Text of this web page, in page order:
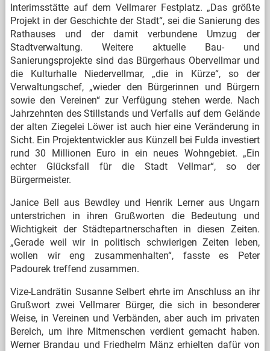
Interimsstätte auf dem Vellmarer Festplatz. „Das größte
Projekt in der Geschichte der Stadt“, sei die Sanierung des
Rathauses und der damit verbundene Umzug der
Stadtverwaltung. Weitere aktuelle Bau- und
Sanierungsprojekte sind das Bürgerhaus Obervellmar und
die Kulturhalle Niedervellmar, „die in Kürze“, so der
Verwaltungschef, „wieder den Bürgerinnen und Bürgern
sowie den Vereinen“ zur Verfügung stehen werde. Nach
Jahrzehnten des Stillstands und Verfalls auf dem Gelände
der alten Ziegelei Löwer ist auch hier eine Veränderung in
Sicht. Ein Projektentwickler aus Künzell bei Fulda investiert
rund 30 Millionen Euro in ein neues Wohngebiet. „Ein
echter Glücksfall für die Stadt Vellmar“, so der
Bürgermeister.
Janice Bell aus Bewdley und Henrik Lerner aus Ungarn
unterstrichen in ihren Grußworten die Bedeutung und
Wichtigkeit der Städtepartnerschaften in diesen Zeiten.
„Gerade weil wir in politisch schwierigen Zeiten leben,
wollen wir eng zusammenhalten“, fasste es Peter
Padourek treffend zusammen.
Vize-Landrätin Susanne Selbert ehrte im Anschluss an ihr
Grußwort zwei Vellmarer Bürger, die sich in besonderer
Weise, in Vereinen und Verbänden, aber auch im privaten
Bereich, um ihre Mitmenschen verdient gemacht haben.
Werner Brandau und Friedhelm Mänz erhielten dafür von